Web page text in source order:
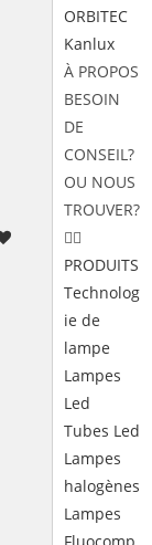
ORBITEC
Kanlux
À PROPOS
BESOIN
DE
CONSEIL?
OU NOUS
TROUVER?
PRODUITS
Technolog
ie de
lampe
Lampes
Led
Tubes Led
Lampes
halogènes
Lampes